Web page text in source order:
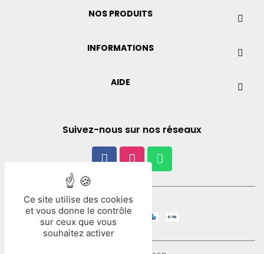
NOS PRODUITS
INFORMATIONS
AIDE
Suivez-nous sur nos réseaux
Paiement
Ce site utilise des cookies
et vous donne le contrôle
sur ceux que vous
souhaitez activer